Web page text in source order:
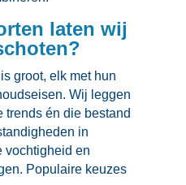
laten wij
groot, elk met hun
Wij leggen
én die bestand
in
vochtigheid en
Populaire keuzes